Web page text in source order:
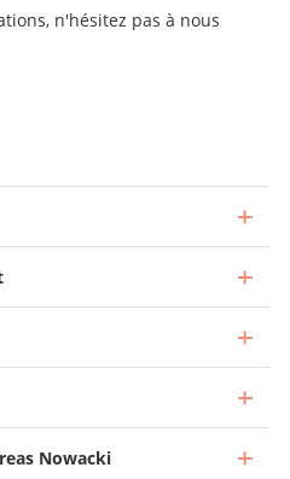
n'hésitez pas à nous
Nowacki